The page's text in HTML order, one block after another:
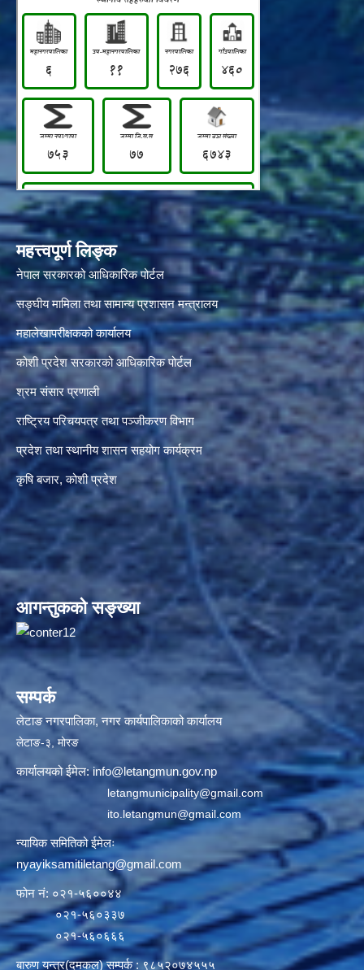
महत्त्वपूर्ण लिङ्क
नेपाल सरकारको आधिकारिक पोर्टल
सङ्‍घीय मामिला तथा सामान्य प्रशासन मन्त्रालय
महालेखापरीक्षकको कार्यालय
कोशी प्रदेश सरकारको आधिकारिक पोर्टल
श्रम संसार प्रणाली
राष्ट्रिय परिचयपत्र तथा पञ्जीकरण विभाग
प्रदेश तथा स्थानीय शासन सहयोग कार्यक्रम
कृषि बजार, कोशी प्रदेश
आगन्तुकको सङ्ख्या
सम्पर्क
लेटाङ नगरपालिका, नगर कार्यपालिकाको कार्यालय
लेटाङ-३, मोरङ
कार्यालयको ईमेल:info@letangmun.gov.np
letangmunicipality@gmail.com
ito.letangmun@gmail.com
न्यायिक समितिको ईमेलः
nyayiksamitiletang@gmail.com
फोन नं: ०२१-५६००४४
०२१-५६०३३७
०२१-५६०६६६
बारुण यन्त्र(दमकल) सम्पर्क : ९८५२०७४५५५